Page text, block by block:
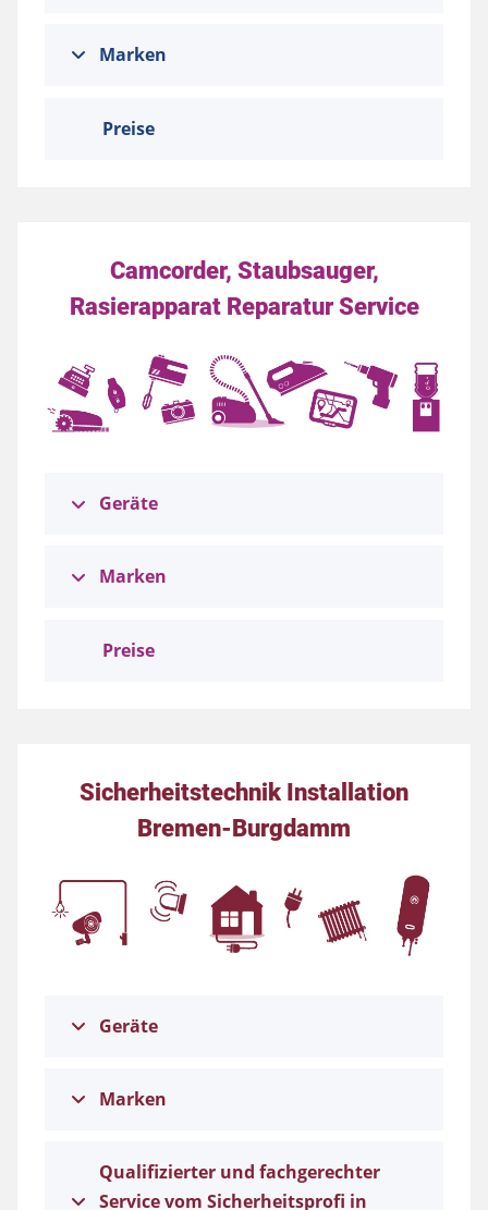
Marken
Preise
Camcorder, Staubsauger,
Rasierapparat Reparatur Service
Geräte
Marken
Preise
Sicherheitstechnik Installation
Bremen-Burgdamm
Geräte
Marken
Qualifizierter und fachgerechter
Service vom Sicherheitsprofi in